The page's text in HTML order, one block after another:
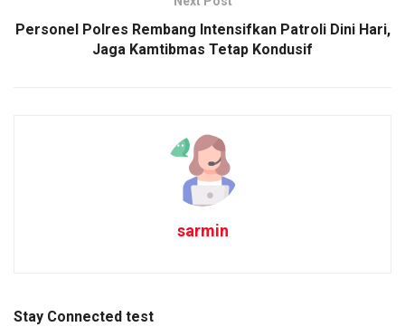
Personel Polres Rembang Intensifkan Patroli Dini Hari,
Jaga Kamtibmas Tetap Kondusif
sarmin
Stay Connected test